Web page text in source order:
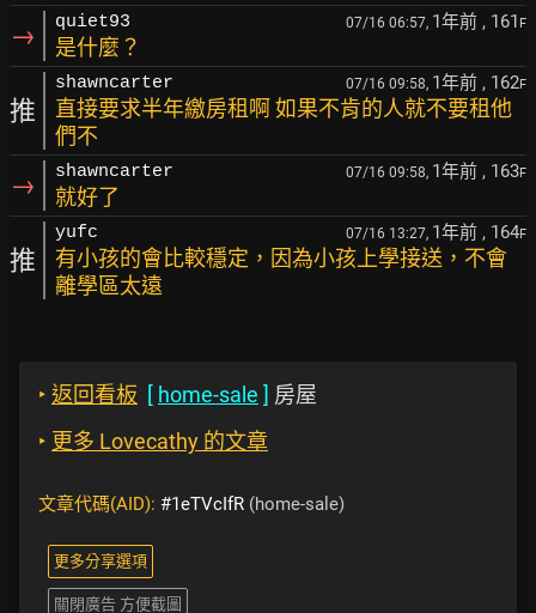
→ quiet93 07/16 06:57, 1年前 , 161 F
是什麼？
推
shawncarter 07/16 09:58, 1年前 , 162F
直接要求半年繳房租啊 如果不肯的人就不要租他
們不
→ shawncarter 07/16 09:58, 1年前 , 163F
就好了
推
yufc 07/16 13:27, 1年前 , 164F
有小孩的會比較穩定，因為小孩上學接送，不會
離學區太遠
‣ 返回看板 [ home-sale ] 房屋
‣ 更多 Lovecathy 的文章
文章代碼(AID): #1eTVcIfR (home-sale)
更多分享選項
關閉廣告 方便截圖